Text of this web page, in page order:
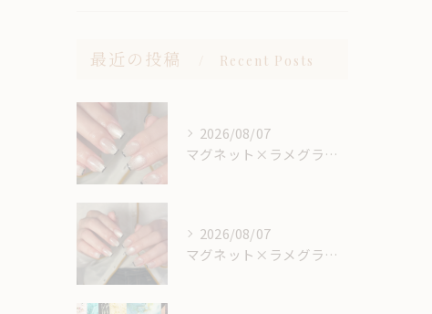
最近の投稿 Recent Posts
2026/08/07
マグネット×ラメグラベースにスキニーフレンチ🖤🎶
2026/08/07
マグネット×ラメグラベースにスキニーフレンチ🖤🎶